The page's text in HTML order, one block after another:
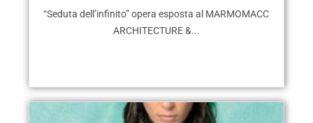
“Seduta dell’infinito” opera esposta al MARMOMACC
ARCHITECTURE &...